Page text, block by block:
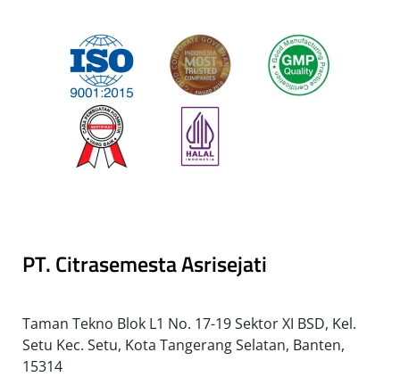
PT. Citrasemesta Asrisejati
Taman Tekno Blok L1 No. 17-19 Sektor XI BSD, Kel.
Setu Kec. Setu, Kota Tangerang Selatan, Banten,
15314